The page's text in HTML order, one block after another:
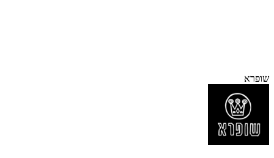
שופרא